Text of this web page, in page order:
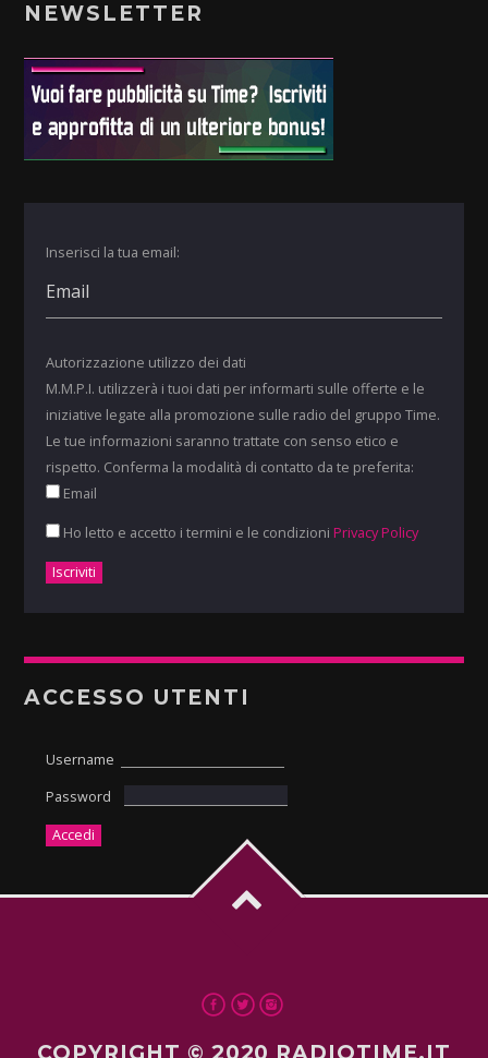
NEWSLETTER
Inserisci la tua email:
Autorizzazione utilizzo dei dati
M.M.P.I. utilizzerà i tuoi dati per informarti sulle offerte e le
iniziative legate alla promozione sulle radio del gruppo Time.
Le tue informazioni saranno trattate con senso etico e
rispetto. Conferma la modalità di contatto da te preferita:
Email
Ho letto e accetto i termini e le condizioni Privacy Policy
ACCESSO UTENTI
Username
Password
COPYRIGHT © 2020 RADIOTIME.IT